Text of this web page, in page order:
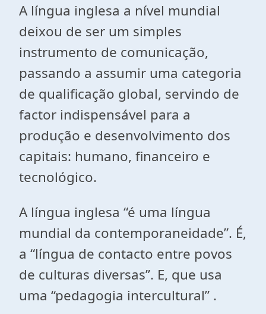
A língua inglesa a nível mundial
deixou de ser um simples
instrumento de comunicação,
passando a assumir uma categoria
de qualificação global, servindo de
factor indispensável para a
produção e desenvolvimento dos
capitais: humano, financeiro e
tecnológico.
A língua inglesa “é uma língua
mundial da contemporaneidade”. É,
a “língua de contacto entre povos
de culturas diversas”. E, que usa
uma “pedagogia intercultural” .